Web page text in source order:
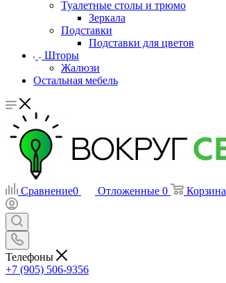
Туалетные столы и трюмо
Зеркала
Подставки
Подставки для цветов
Шторы
Жалюзи
Остальная мебель
Сравнение0 Отложенные 0 Корзина
Телефоны
+7 (905) 506-9356